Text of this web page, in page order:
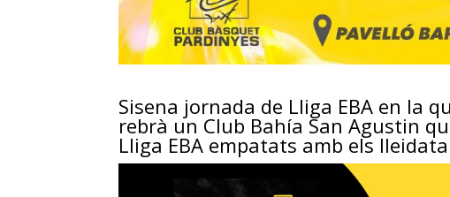
Sisena jornada de Lliga EBA en la
rebrà un Club Bahía SanAgustin
Lliga EBA empatats amb els